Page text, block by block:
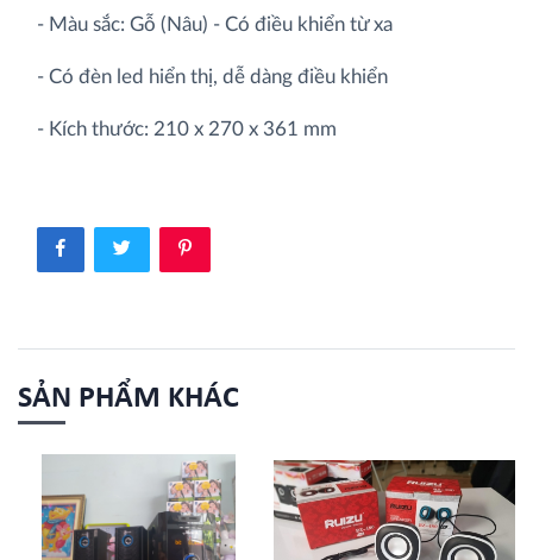
- Màu sắc: Gỗ (Nâu) - Có điều khiển từ xa
- Có đèn led hiển thị, dễ dàng điều khiển
- Kích thước: 210 x 270 x 361 mm
SẢN PHẨM KHÁC